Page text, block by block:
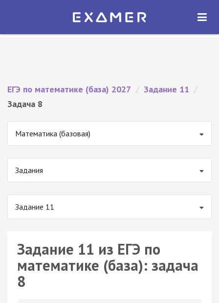
Экзамер — ЕГЭ 2027
ОТКРЫТЬ
ЕГЭ по математике (база) 2027 / Задание 11 /
Задача 8
Математика (базовая)
Задания
Задание 11
Задание 11 из ЕГЭ по
математике (база): задача
8